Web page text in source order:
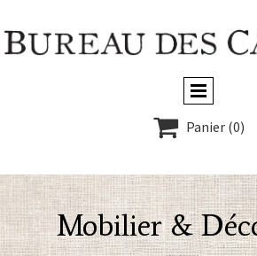
 Panier (0)
Mobilier &